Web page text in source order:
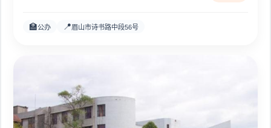
🏫公办 📍眉山市诗书路中段56号